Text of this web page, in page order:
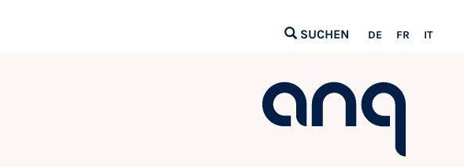
SUCHEN DE FR IT